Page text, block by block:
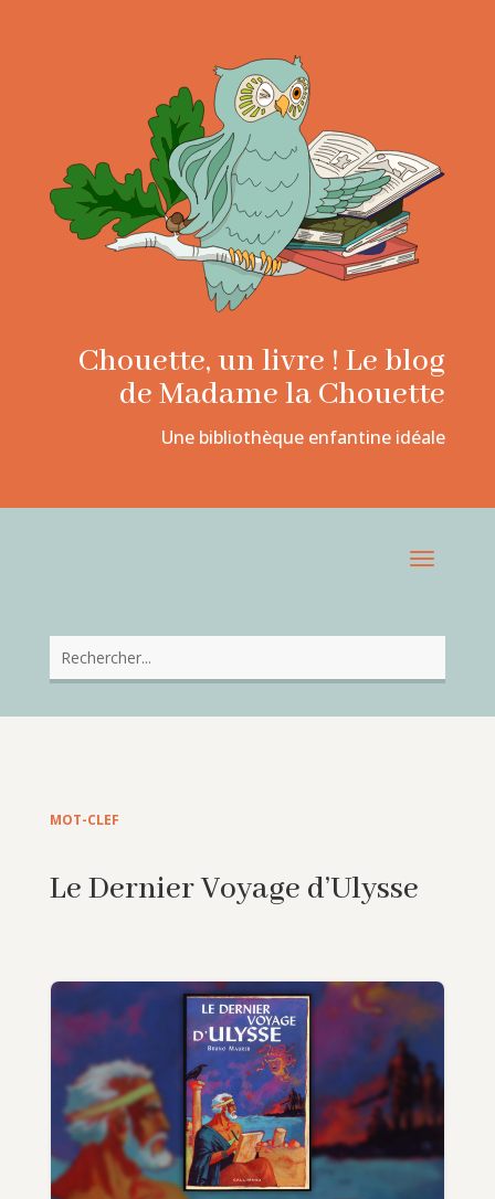
Chouette, un livre ! Le blog
de Madame la Chouette
Une bibliothèque enfantine idéale
MOT-CLEF
Le Dernier Voyage d’Ulysse